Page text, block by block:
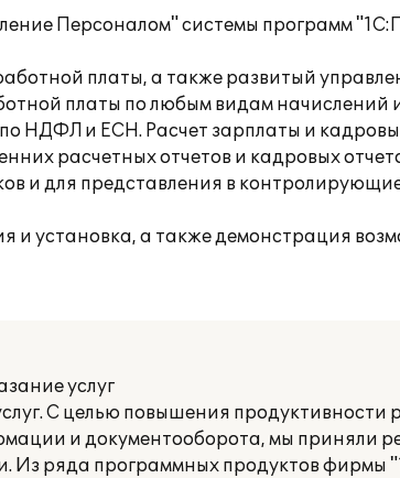
Персоналом" системы программ
платы, а также развитый
платы по любым видам
НДФЛ и ЕСН. Расчет зарплаты и
расчетных отчетов и кадровых
и для представления в
установка, а также демонстрация
услуг
С целью повышения продуктивности
и документооборота, мы приняли
Из ряда программных продуктов фирмы